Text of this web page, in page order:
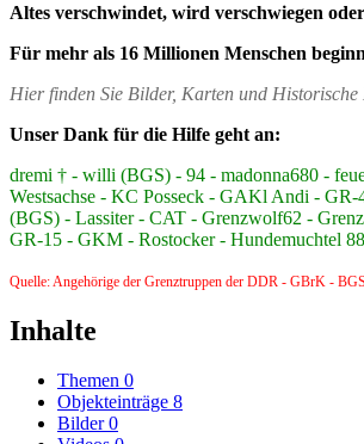
Altes verschwindet, wird verschwiegen
Für mehr als 16 Millionen Menschen
Hier finden Sie Bilder, Karten und Historische
Unser Dank für die Hilfe geht an:
dremi † - willi (BGS) - 94 - madonna680 -
Westsachse - KC Posseck - GAKl Andi -
(BGS) - Lassiter - CAT - Grenzwolf62 -
GR-15 - GKM - Rostocker - Hundemuchtel
Quelle: Angehörige der Grenztruppen der DDR - GBrK -
Inhalte
Themen 0
Objekteinträge 8
Bilder 0